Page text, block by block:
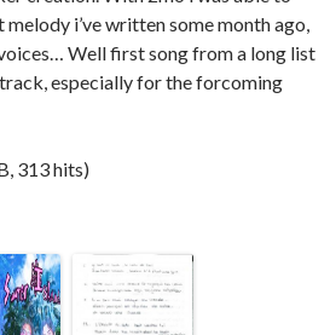
i’ve written some month ago,
Well first song from a long list
especially for the forcoming
313 hits)